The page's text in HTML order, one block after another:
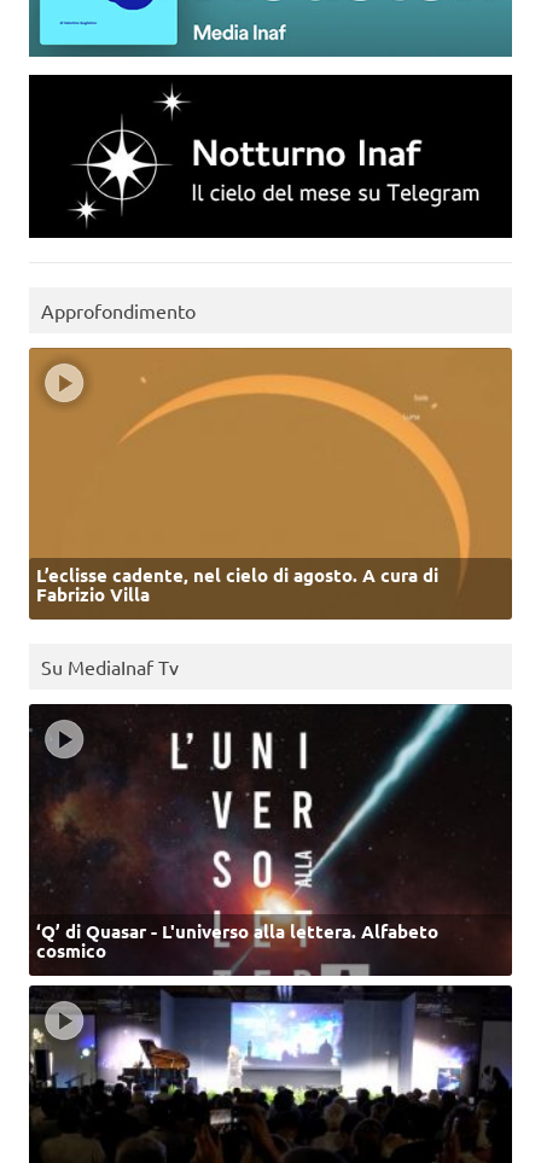
Approfondimento
L’eclisse cadente, nel cielo di agosto. A cura di
Fabrizio Villa
Su MediaInaf Tv
‘Q’ di Quasar - L'universo alla lettera. Alfabeto
cosmico